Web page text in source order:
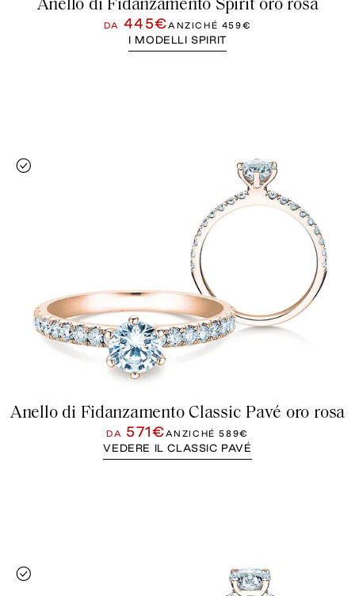
Anello di Fidanzamento Spirit oro rosa
DA 445€ANZICHÉ 459€
I MODELLI SPIRIT
Anello di Fidanzamento Classic Pavé oro rosa
DA 571€ANZICHÉ589€
VEDERE IL CLASSIC PAVÉ